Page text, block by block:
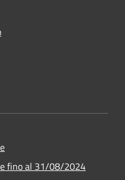
fino al 31/08/2024